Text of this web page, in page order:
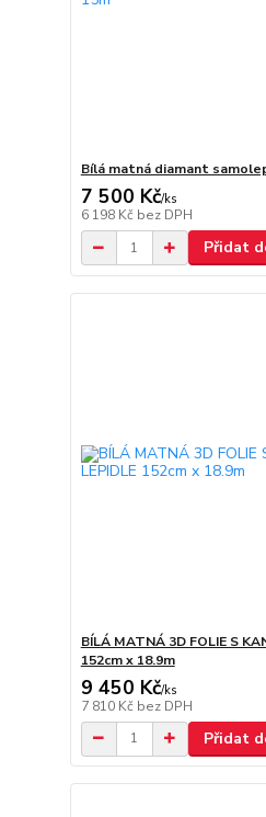
Bílá matná diamant
7 500 Kč/ks
6 198 Kč bez DPH
Přidat
BÍLÁ MATNÁ 3D FOLIE S
152cm x 18.9m
9 450 Kč/ks
7 810 Kč bez DPH
Přidat